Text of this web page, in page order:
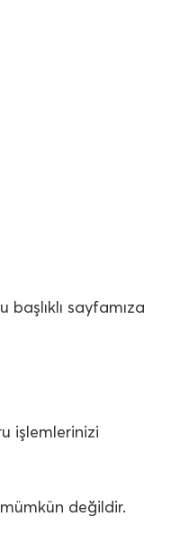
başlıklı sayfamıza
işlemlerinizi
değildir.